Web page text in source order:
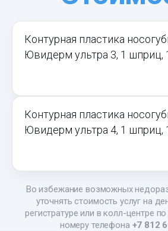
Контурная пластика
Ювидерм ультра 3, 1 шприц,
Контурная пластика
Ювидерм ультра 4, 1 шприц,
Во избежание возможных
уточнять стоимость услуг на
регистратуре или в колл-центре
номеру телефона +7 812